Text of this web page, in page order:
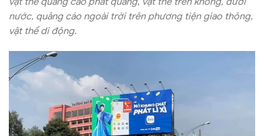
nước, quảng cáo ngoài trời trên phương tiện giao thông,
vật thể di động.